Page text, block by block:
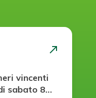
north_east
vincenti
sabato 8